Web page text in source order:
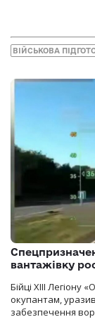
ВІЙСЬКОВА
вантажівку
Бійці ХІІІ
окупантам,
забезпечення